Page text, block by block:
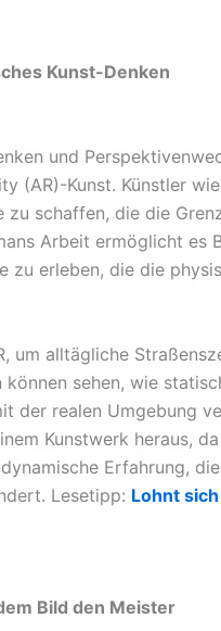
Kunst-Denken
und
(AR)-Kunst. Künstler
schaffen, die die
Arbeit ermöglicht es
zu erleben, die die
um alltägliche
sehen, wie
der realen Umgebung
Kunstwerk heraus,
Erfahrung,
Lesetipp: Lohnt
Bild den Meister